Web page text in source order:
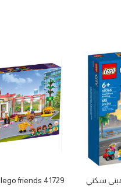
lego friends 41729 ليجو فريند